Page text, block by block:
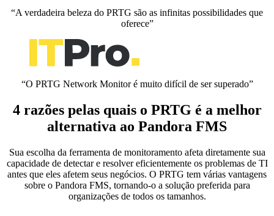
“A verdadeira beleza do PRTG são as infinitas possibilidades que
oferece”
“O PRTG Network Monitor é muito difícil de ser superado”
4 razões pelas quais o PRTG é a melhor
alternativa ao Pandora FMS
Sua escolha da ferramenta de monitoramento afeta diretamente sua
capacidade de detectar e resolver eficientemente os problemas de TI
antes que eles afetem seus negócios. O PRTG tem várias vantagens
sobre o Pandora FMS, tornando-o a solução preferida para
organizações de todos os tamanhos.